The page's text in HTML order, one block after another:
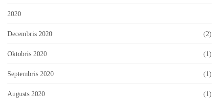
2020
Decembris 2020 (2)
Oktobris 2020 (1)
Septembris 2020 (1)
Augusts 2020 (1)